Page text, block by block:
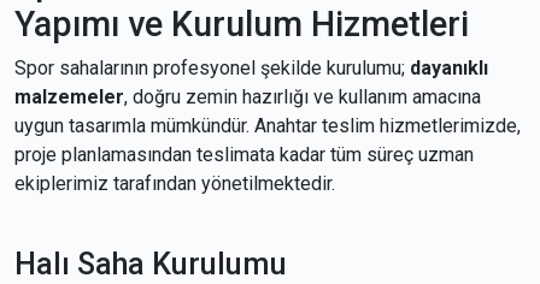
Yapımı ve Kurulum Hizmetleri
Spor sahalarının profesyonel şekilde kurulumu; dayanıklı
malzemeler, doğru zemin hazırlığı ve kullanım amacına
uygun tasarımla mümkündür. Anahtar teslim hizmetlerimizde,
proje planlamasından teslimata kadar tüm süreç uzman
ekiplerimiz tarafından yönetilmektedir.
Halı Saha Kurulumu